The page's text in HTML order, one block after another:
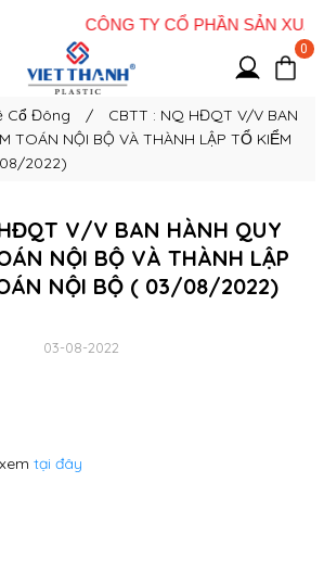
0
Cổ Đông /
CBTT : NQ HĐQT V/V BAN
TOÁN NỘI BỘ VÀ THÀNH LẬP TỔ KIỂM
2022)
V/V BAN HÀNH QUY
NỘI BỘ VÀ THÀNH LẬP
NỘI BỘ ( 03/08/2022)
03-08-2022
tại đây